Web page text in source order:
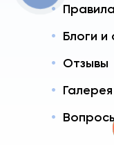
Блоги и
Отзывы
Галерея